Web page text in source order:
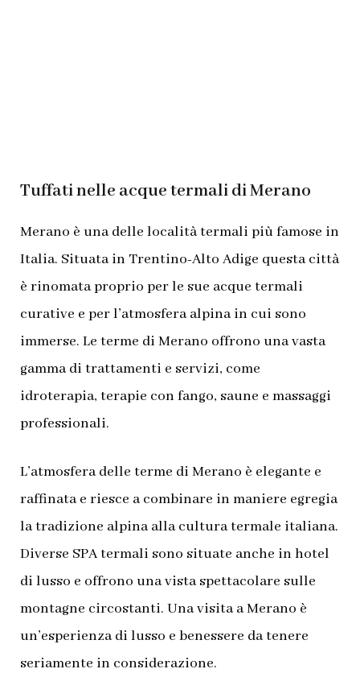
Tuffati nelle acque termali di Merano
Merano è una delle località termali più famose in
Italia. Situata in Trentino-Alto Adige questa città
è rinomata proprio per le sue acque termali
curative e per l’atmosfera alpina in cui sono
immerse. Le terme di Merano offrono una vasta
gamma di trattamenti e servizi, come
idroterapia, terapie con fango, saune e massaggi
professionali.
L’atmosfera delle terme di Merano è elegante e
raffinata e riesce a combinare in maniere egregia
la tradizione alpina alla cultura termale italiana.
Diverse SPA termali sono situate anche in hotel
di lusso e offrono una vista spettacolare sulle
montagne circostanti. Una visita a Merano è
un’esperienza di lusso e benessere da tenere
seriamente in considerazione.